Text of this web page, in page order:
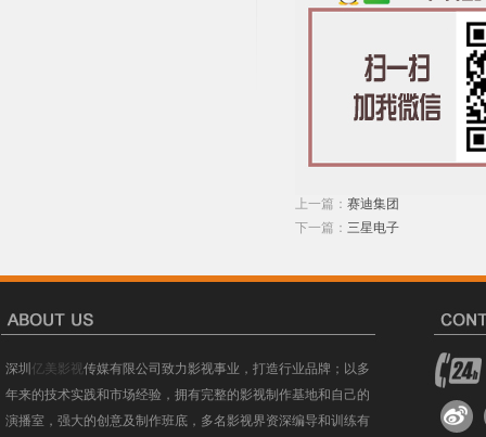
上一篇： 赛迪集团
下一篇： 三星电子
深圳 亿美影视传媒有限公司致力影视事业，打造行业品牌；以多
年来的技术实践和市场经验，拥有完整的影视制作基地和自己的
演播室，强大的创意及制作班底，多名影视界资深编导和训练有